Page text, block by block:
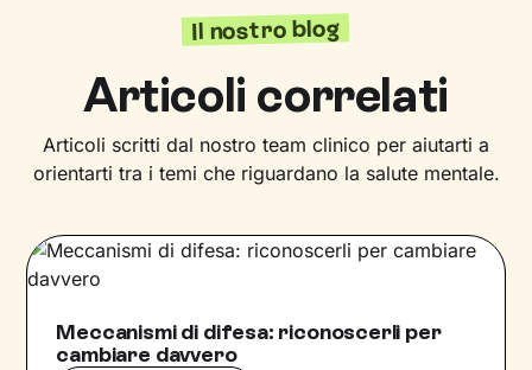
Il nostro blog
Articoli correlati
Articoli scritti dal nostro team clinico per aiutarti a
orientarti tra i temi che riguardano la salute mentale.
Meccanismi di difesa: riconoscerli per
cambiare davvero